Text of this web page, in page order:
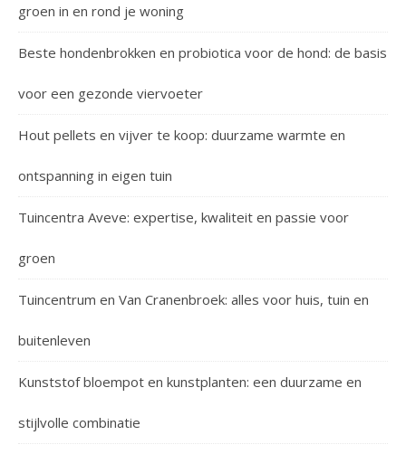
groen in en rond je woning
Beste hondenbrokken en probiotica voor de hond: de basis
voor een gezonde viervoeter
Hout pellets en vijver te koop: duurzame warmte en
ontspanning in eigen tuin
Tuincentra Aveve: expertise, kwaliteit en passie voor
groen
Tuincentrum en Van Cranenbroek: alles voor huis, tuin en
buitenleven
Kunststof bloempot en kunstplanten: een duurzame en
stijlvolle combinatie